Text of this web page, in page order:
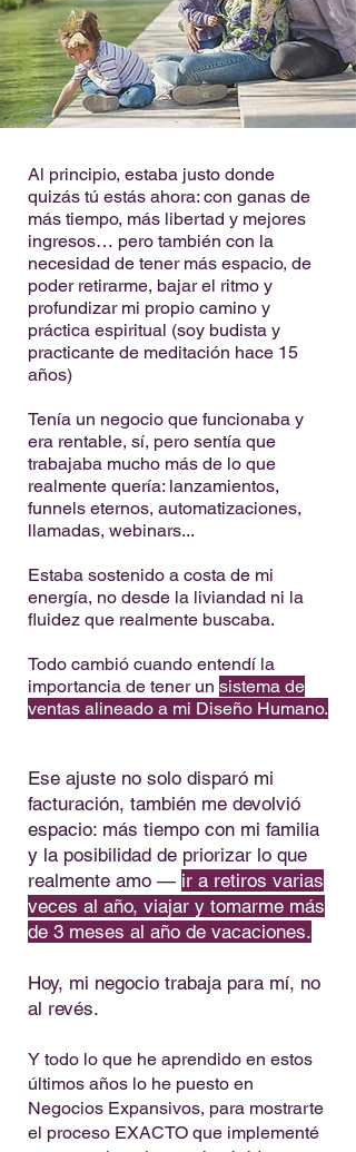
Al principio, estaba justo donde
quizás tú estás ahora: con ganas de
más tiempo, más libertad y mejores
ingresos… pero también con la
necesidad de tener más espacio, de
poder retirarme, bajar el ritmo y
profundizar mi propio camino y
práctica espiritual (soy budista y
practicante de meditación hace 15
años)
Tenía un negocio que funcionaba y
era rentable, sí, pero sentía que
trabajaba mucho más de lo que
realmente quería: lanzamientos,
funnels eternos, automatizaciones,
llamadas, webinars...
Estaba sostenido a costa de mi
energía, no desde la liviandad ni la
fluidez que realmente buscaba.
Todo cambió cuando entendí la
importancia de tener un sistema de
ventas alineado a mi Diseño Humano.
Ese ajuste no solo disparó mi
facturación, también me devolvió
espacio: más tiempo con mi familia
y la posibilidad de priorizar lo que
realmente amo — ir a retiros varias
veces al año, viajar y tomarme más
de 3 meses al año de vacaciones.
Hoy, mi negocio trabaja para mí, no
al revés.
Y todo lo que he aprendido en estos
últimos años lo he puesto en
Negocios Expansivos, para mostrarte
el proceso EXACTO que implementé